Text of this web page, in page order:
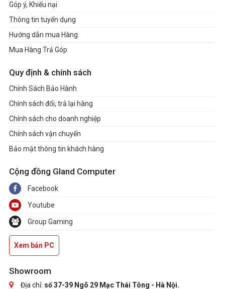
Góp ý, Khiếu nại
Thông tin tuyển dụng
Hướng dẫn mua Hàng
Mua Hàng Trả Góp
Quy định & chính sách
Chính Sách Bảo Hành
Chính sách đổi, trả lại hàng
Chính sách cho doanh nghiệp
Chính sách vận chuyển
Bảo mật thông tin khách hàng
Cộng đồng Gland Computer
Facebook
Youtube
Group Gaming
Xem bản PC
Showroom
Địa chỉ: số 37-39 Ngõ 29 Mạc Thái Tông - Hà Nội.